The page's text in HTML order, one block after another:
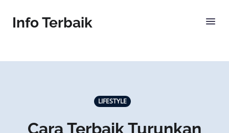
Info Terbaik
LIFESTYLE
Cara Terbaik Turunkan